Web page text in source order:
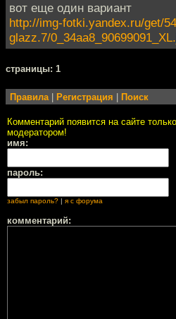
вот еще один вариант
http://img-fotki.yandex.ru/get/
glazz.7/
cтраницы: 1
Правила| Регистрация Поиск
Комментарий появится на сайте
модератором!
имя:
пароль:
забыл пароль? я с форума
комментарий: